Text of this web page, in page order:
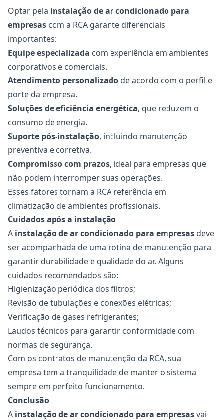
Optar pela instalação de ar condicionado para
empresas com a RCA garante diferenciais
importantes:
Equipe especializada com experiência em ambientes
corporativos e comerciais.
Atendimento personalizado de acordo com o perfil e
porte da empresa.
Soluções de eficiência energética, que reduzem o
consumo de energia.
Suporte pós-instalação, incluindo manutenção
preventiva e corretiva.
Compromisso com prazos, ideal para empresas que
não podem interromper suas operações.
Esses fatores tornam a RCA referência em
climatização de ambientes profissionais.
Cuidados após a instalação
A instalação de ar condicionado para empresas deve
ser acompanhada de uma rotina de manutenção para
garantir durabilidade e qualidade do ar. Alguns
cuidados recomendados são:
Higienização periódica dos filtros;
Revisão de tubulações e conexões elétricas;
Verificação de gases refrigerantes;
Laudos técnicos para garantir conformidade com
normas de segurança.
Com os contratos de manutenção da RCA, sua
empresa tem a tranquilidade de manter o sistema
sempre em perfeito funcionamento.
Conclusão
A instalação de ar condicionado para empresasvai